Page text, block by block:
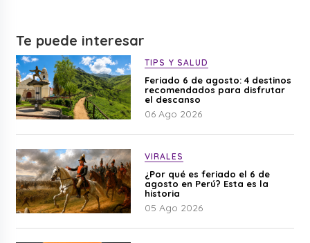
Te puede interesar
TIPS Y SALUD
Feriado 6 de agosto: 4 destinos
recomendados para disfrutar
el descanso
06 Ago 2026
VIRALES
¿Por qué es feriado el 6 de
agosto en Perú? Esta es la
historia
05 Ago 2026